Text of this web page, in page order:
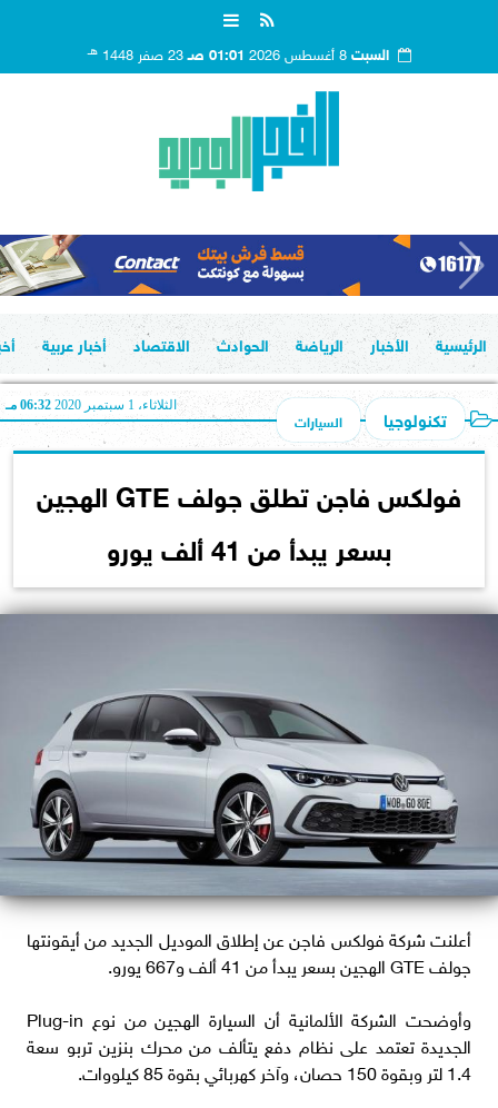
السبت8 أغسطس 2026 01:01 صـ 23 صفر 1448 هـ
الرئيسية الأخبار الرياضة الحوادث الاقتصاد أخبار عربية
تكنولوجيا السيارات
الثلاثاء، 1 سبتمبر 2020 06:32 مـ
فولكس فاجن تطلق جولف GTE الهجين
بسعر يبدأ من 41 ألف يورو
أعلنت شركة فولكس فاجن عن إطلاق الموديل الجديد من أيقونتها
جولف GTE الهجين بسعر يبدأ من 41 ألف و667 يورو.
وأوضحت الشركة الألمانية أن السيارة الهجين من نوع Plug-in
الجديدة تعتمد على نظام دفع يتألف من محرك بنزين تربو سعة
1.4 لتر وبقوة 150 حصان، وآخر كهربائي بقوة 85 كيلووات.